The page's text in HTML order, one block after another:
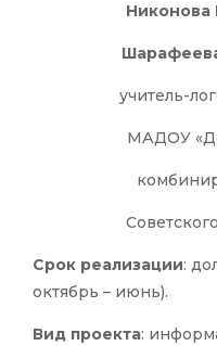
Никонова
учитель-
МАДОУ
Срок реализации:
октябрь – июнь).
Вид проекта: